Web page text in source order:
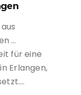
…
für eine
Erlangen,